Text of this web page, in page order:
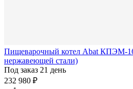
Пищеварочный котел Abat КПЭМ-
нержавеющей стали)
Под заказ 21 день
232 980 ₽